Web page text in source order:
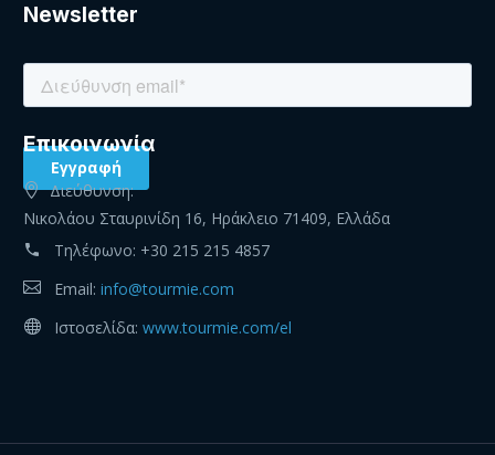
Newsletter
Eπικοινωνία
Διεύθυνση:
Νικολάου Σταυρινίδη 16, Ηράκλειο 71409, Ελλάδα
Τηλέφωνο: +30 215 215 4857
Email: info@tourmie.com
Ιστοσελίδα: www.tourmie.com/el